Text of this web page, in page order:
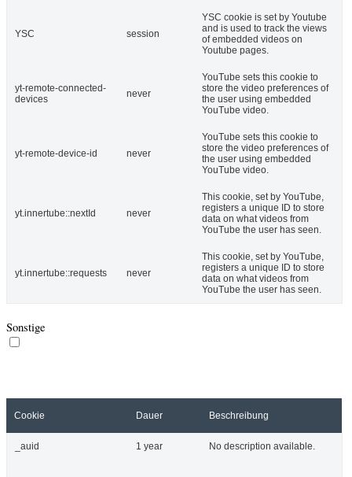
YSC session
YSC cookie is set by Youtube
and is used to track the views
of embedded videos on
Youtube pages.
yt-remote-connected-
devices
never
YouTube sets this cookie to
store the video preferences of
the user using embedded
YouTube video.
yt-remote-device-id never
YouTube sets this cookie to
store the video preferences of
the user using embedded
YouTube video.
yt.innertube::nextId never
This cookie, set by YouTube,
registers a unique ID to store
data on what videos from
YouTube the user has seen.
yt.innertube::requests never
This cookie, set by YouTube,
registers a unique ID to store
data on what videos from
YouTube the user has seen.
Sonstige
Cookie Dauer Beschreibung
_auid 1 year No description available.